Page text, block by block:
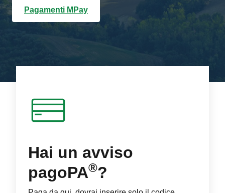
Pagamenti MPay
Hai un avviso
pagoPA®?